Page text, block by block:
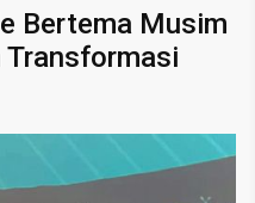
Bertema Musim
Transformasi